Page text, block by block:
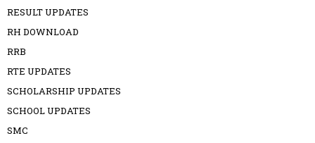
RESULT UPDATES
RH DOWNLOAD
RRB
RTE UPDATES
SCHOLARSHIP UPDATES
SCHOOL UPDATES
SMC